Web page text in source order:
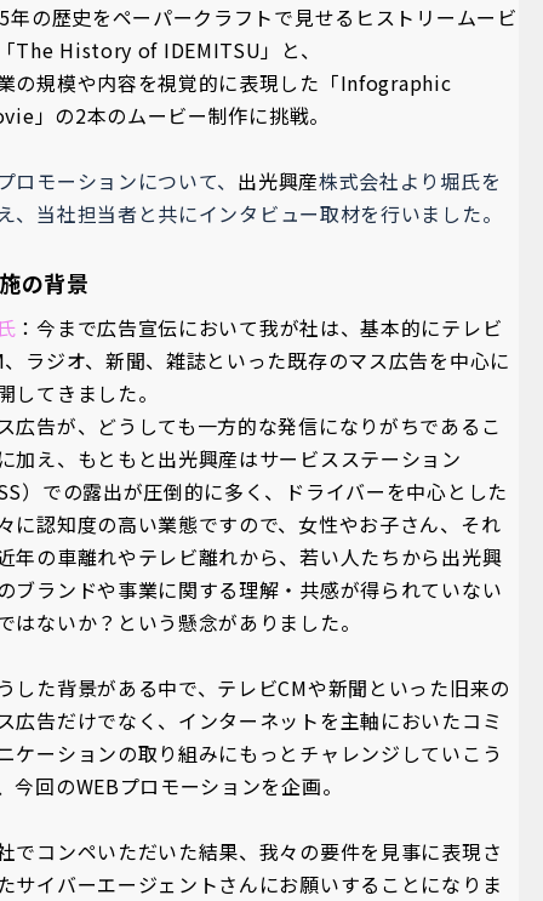
年の歴史をペーパークラフトで見せるヒストリームービ
The History of IDEMITSU」と、
の規模や内容を視覚的に表現した「Infographic
」の2本のムービー制作に挑戦。
ロモーションについて、 出光興産株式会社より堀氏を
、 当社担当者と共にインタビュー取材を行いました。
の背景
：今まで広告宣伝において我が社は、基本的にテレビ
、ラジオ、新聞、雑誌といった既存のマス広告を中心に
してきました。
広告が、どうしても一方的な発信になりがちであるこ
加え、もともと出光興産はサービスステーション
）での露出が圧倒的に多く、ドライバーを中心とした
に認知度の高い業態ですので、女性やお子さん、それ
年の車離れやテレビ離れから、若い人たちから出光興
ブランドや事業に関する理解・共感が得られていない
はないか？という懸念がありました。
した背景がある中で、テレビCMや新聞といった旧来の
広告だけでなく、インターネットを主軸においたコミ
ケーションの取り組みにもっとチャレンジしていこう
今回のWEBプロモーションを企画。
でコンペいただいた結果、我々の要件を見事に表現さ
サイバーエージェントさんにお願いすることになりま